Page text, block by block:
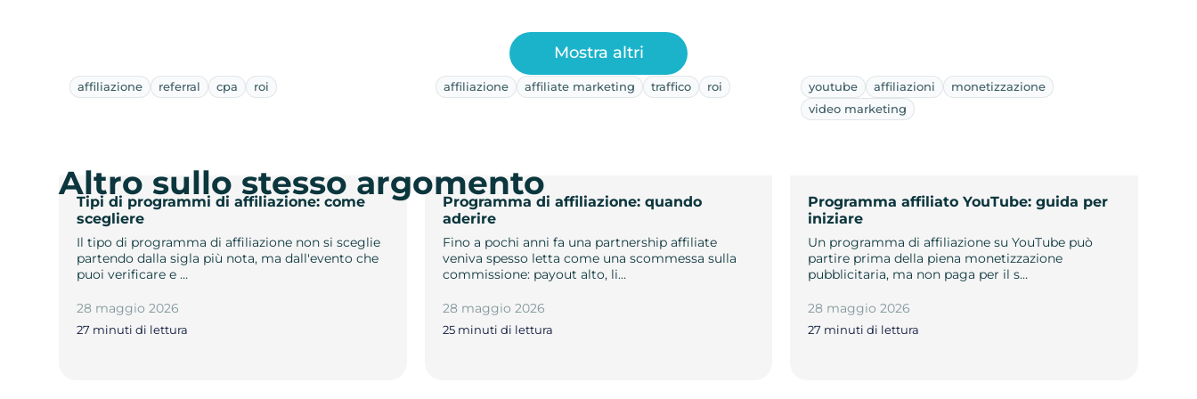
affiliazione referral cpa roi
Tipi di programmi di affiliazione: come
scegliere
Il tipo di programma di affiliazione non si sceglie
partendo dalla sigla più nota, ma dall'evento che
puoi verificare e …
28 maggio 2026
27 minuti di lettura
affiliazione affiliate marketing traffico roi
Programma di affiliazione: quando
aderire
Fino a pochi anni fa una partnership affiliate
veniva spesso letta come una scommessa sulla
commissione: payout alto, li…
28 maggio 2026
25 minuti di lettura
youtube affiliazioni
monetizzazione
video marketing
Programma affiliato YouTube: guida per
iniziare
Un programma di affiliazione su YouTube può
partire prima della piena monetizzazione
pubblicitaria, ma non paga per il s…
28 maggio 2026
27 minuti di lettura
Mostra altri
Altro sullo stesso argomento